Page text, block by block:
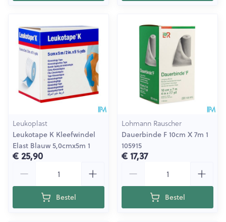
Leukoplast
Leukotape K Kleefwindel
Elast Blauw 5,0cmx5m 1
€ 25,90
Bestel
Lohmann Rauscher
Dauerbinde F 10cm X 7m 1
105915
€ 17,37
Bestel